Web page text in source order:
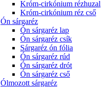
Króm-cirkónium rézhuzal
Króm-cirkónium réz cső
Ón sárgaréz
Ón sárgaréz lap
Ón sárgaréz csík
Sárgaréz ón fólia
Ón sárgaréz rúd
Ón sárgaréz drót
Ón sárgaréz cső
Ólmozott sárgaréz